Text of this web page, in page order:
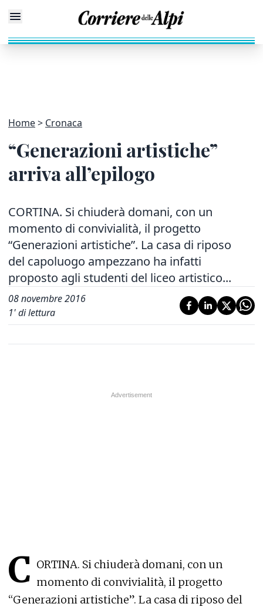
Home Cronaca
“Generazioni artistiche”
arriva all’epilogo
CORTINA. Si chiuderà domani, con un
momento di convivialità, il progetto
“Generazioni artistiche”. La casa di riposo
del capoluogo ampezzano ha infatti
proposto agli studenti del liceo artistico...
08 novembre 2016
1' di lettura
C ORTINA. Si chiuderà domani, con un
momento di convivialità, il progetto
“Generazioni artistiche”. La casa di riposo del